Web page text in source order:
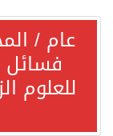
عام /
فسائل
للعلوم